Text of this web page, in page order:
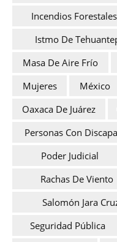
Incendios Forestales
Istmo De
Masa De Aire Frío
Mujeres
México
Oaxaca De Juárez
Personas Con
Poder Judicial
Rachas De Viento
Salomón Jara
Seguridad Pública